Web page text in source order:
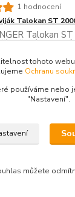
1 hodnocení
Talokan ST
Talokan
zkroucení,
velmi nízkou
ale díky
použít i ja...
Přidat do
tohoto
Ochranu
používáme nebo
"Nastavení".
můžete